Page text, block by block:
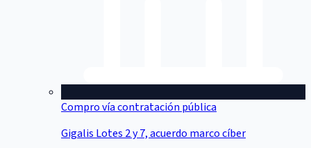
Compro vía contratación pública
Gigalis Lotes 2 y 7, acuerdo marco cíber